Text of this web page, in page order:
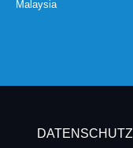
Malaysia
DATENSCHUTZ